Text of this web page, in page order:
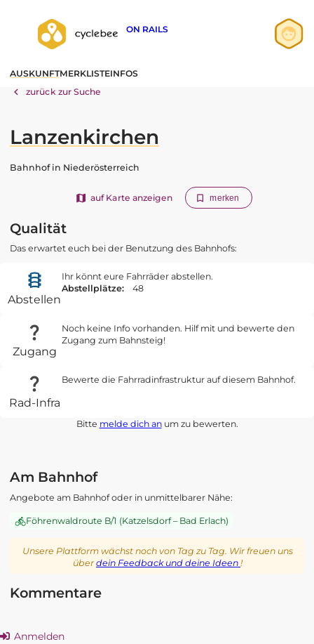
ON RAILS
AUSKUNFTMERKLISTEINFOS
zurück zur Suche
Lanzenkirchen
Bahnhof in Niederösterreich
auf Karte anzeigen merken
Qualität
Das erwartet euch bei der Benutzung des Bahnhofs:
Abstellen
Ihr könnt eure Fahrräder abstellen.
Abstellplätze:
48
Zugang
Noch keine Info vorhanden. Hilf mit und bewerte den
Zugang zum Bahnsteig!
Rad-Infra
Bewerte die Fahrradinfrastruktur auf diesem Bahnhof.
Bitte melde dich anum zu bewerten.
Am Bahnhof
Angebote am Bahnhof oder in unmittelbarer Nähe:
Föhrenwaldroute B/1 (Katzelsdorf – Bad Erlach)
Unsere Plattform wächst noch von Tag zu Tag. Wir freuen uns
überdein Feedback und deine Ideen !
Kommentare
Anmelden